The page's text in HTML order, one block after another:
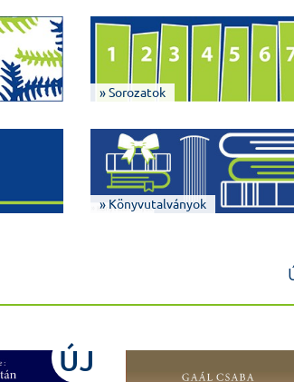
» Sorozatok
» Könyvutalványok
ÚJ